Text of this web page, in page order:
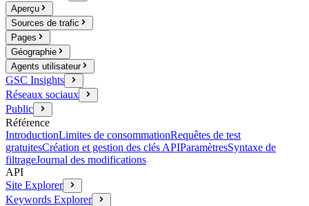
Aperçu
Sources de trafic
Pages
Géographie
Agents utilisateur
GSC Insights
Réseaux sociaux
Public
Référence
IntroductionLimites de consommationRequêtes de test
gratuitesCréation et gestion des clés APIParamètresSyntaxe de
filtrageJournal des modifications
API
Site Explorer
Keywords Explorer